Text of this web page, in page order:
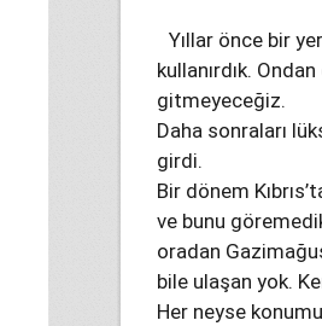
Yıllar önce bir
kullanırdık.
gitmeyeceğiz.
Daha sonraları
girdi.
Bir dönem
ve bunu
oradan
bile ulaşan yok.
Her neyse